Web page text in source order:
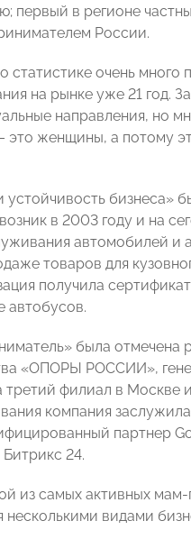
первый в регионе
России.
статистике очень
на рынке уже 21 год.
направления, но
это женщины, а потому
бизнеса»
в 2003 году и на
автомобилей и
товаров для
получила
автобусов.
была отмечена
«ОПОРЫ РОССИИ»,
третий филиал в
компания
партнер
24.
из самых активных
несколькими видами